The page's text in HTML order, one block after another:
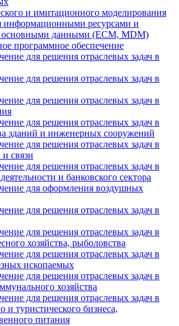
и имитационного моделирования
информационными ресурсами и
основными данными (ECM, MDM)
программное обеспечение
для решения отраслевых задач в
для решения отраслевых задач в
для решения отраслевых задач в
для решения отраслевых задач в
зданий и инженерных сооружений
для решения отраслевых задач в
связи
для решения отраслевых задач в
и банковского сектора
для оформления воздушных
для решения отраслевых задач в
для решения отраслевых задач в
хозяйства, рыболовства
для решения отраслевых задач в
ископаемых
для решения отраслевых задач в
хозяйства
для решения отраслевых задач в
и туристического бизнеса,
питания